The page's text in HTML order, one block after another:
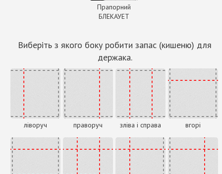
Прапорний
БЛЕКАУЕТ
Виберіть з якого боку робити запас (кишеню) для
держака.
ліворуч праворуч зліва і справа вгорі